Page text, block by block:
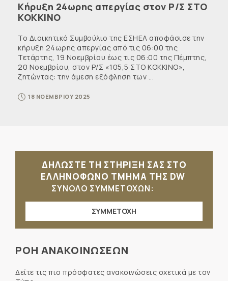
Κήρυξη 24ωρης απεργίας στον Ρ/Σ ΣΤΟ
ΚΟΚΚΙΝΟ
Το Διοικητικό Συμβούλιο της ΕΣΗΕΑ αποφάσισε την
κήρυξη 24ωρης απεργίας από τις 06:00 της
Τετάρτης, 19 Νοεμβρίου έως τις 06:00 της Πέμπτης,
20 Νοεμβρίου, στον Ρ/Σ «105,5 ΣΤΟ ΚΟΚΚΙΝΟ»,
ζητώντας: την άμεση εξόφληση των ...
18 ΝΟΕΜΒΡΙΟΥ 2025
ΔΗΛΩΣΤΕ ΤΗ ΣΤΗΡΙΞΗ ΣΑΣ ΣΤΟ
ΕΛΛΗΝΟΦΩΝΟ ΤΜΗΜΑ ΤΗΣ DW
ΣΥΝΟΛΟ ΣΥΜΜΕΤΟΧΩΝ:
ΣΥΜΜΕΤΟΧΗ
ΡΟΗ ΑΝΑΚΟΙΝΩΣΕΩΝ
Δείτε τις πιο πρόσφατες ανακοινώσεις σχετικά με τον